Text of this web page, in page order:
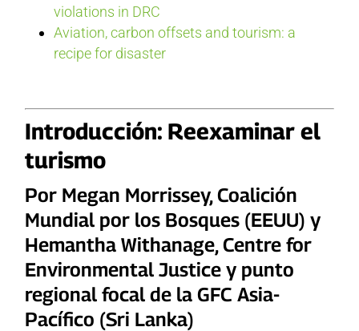
violations in DRC
Aviation, carbon offsets and tourism: a
recipe for disaster
Introducción: Reexaminar el
turismo
Por Megan Morrissey, Coalición
Mundial por los Bosques (EEUU) y
Hemantha Withanage, Centre for
Environmental Justice y punto
regional focal de la GFC Asia-
Pacífico (Sri Lanka)